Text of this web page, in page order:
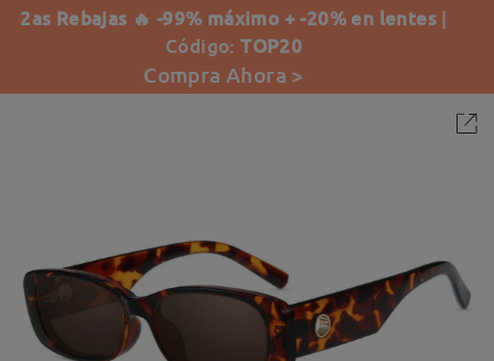
2as Rebajas 🔥 -99% máximo + -20% en lentes |
Código:TOP20
Compra Ahora >